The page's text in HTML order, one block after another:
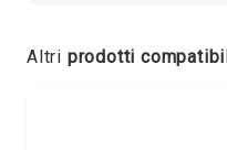
Altri prodotti